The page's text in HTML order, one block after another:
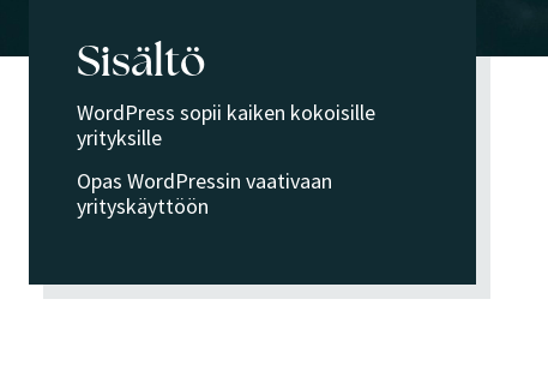
Sisältö
WordPress sopii kaiken kokoisille
yrityksille
Opas WordPressin vaativaan
yrityskäyttöön